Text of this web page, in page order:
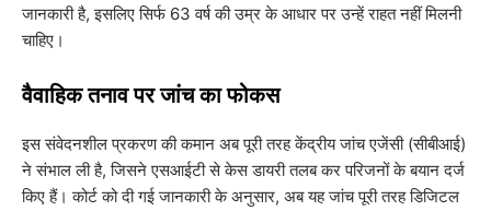
जानकारी है, इसलिए सिर्फ 63 वर्ष की उम्र के आधार पर उन्हें राहत नहीं मिलनी
चाहिए।
​वैवाहिक तनाव पर जांच का फोकस
​इस संवेदनशील प्रकरण की कमान अब पूरी तरह केंद्रीय जांच एजेंसी (सीबीआई)
ने संभाल ली है, जिसने एसआईटी से केस डायरी तलब कर परिजनों के बयान दर्ज
किए हैं। कोर्ट को दी गई जानकारी के अनुसार, अब यह जांच पूरी तरह डिजिटल